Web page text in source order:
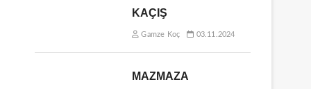
KAÇIŞ
Gamze Koç 03.11.2024
MAZMAZA